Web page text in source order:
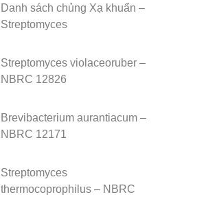
Danh sách chủng Xạ khuẩn –
Streptomyces
Streptomyces violaceoruber –
NBRC 12826
Brevibacterium aurantiacum –
NBRC 12171
Streptomyces
thermocoprophilus – NBRC